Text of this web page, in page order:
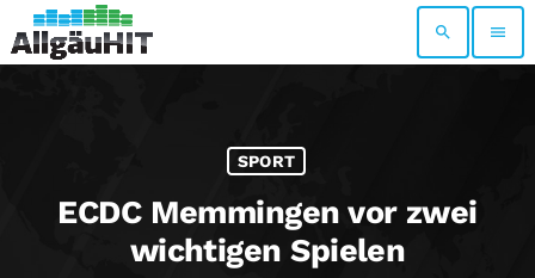
search menu
SPORT
ECDC Memmingen vor zwei
wichtigen Spielen